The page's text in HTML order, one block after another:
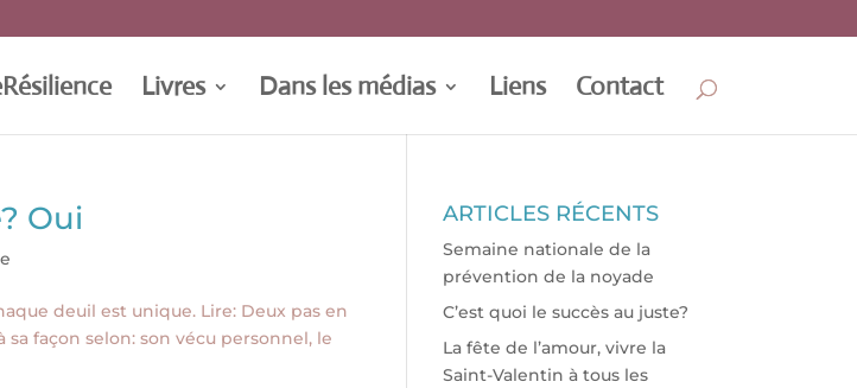
Livres Dans les médias Liens Contact
Oui
deuil est unique. Lire: Deux pas en
façon selon: son vécu personnel, le
ARTICLES RÉCENTS
Semaine nationale de la
prévention de la noyade
C’est quoi le succès au juste?
La fête de l’amour, vivre la
Saint-Valentin à tous les